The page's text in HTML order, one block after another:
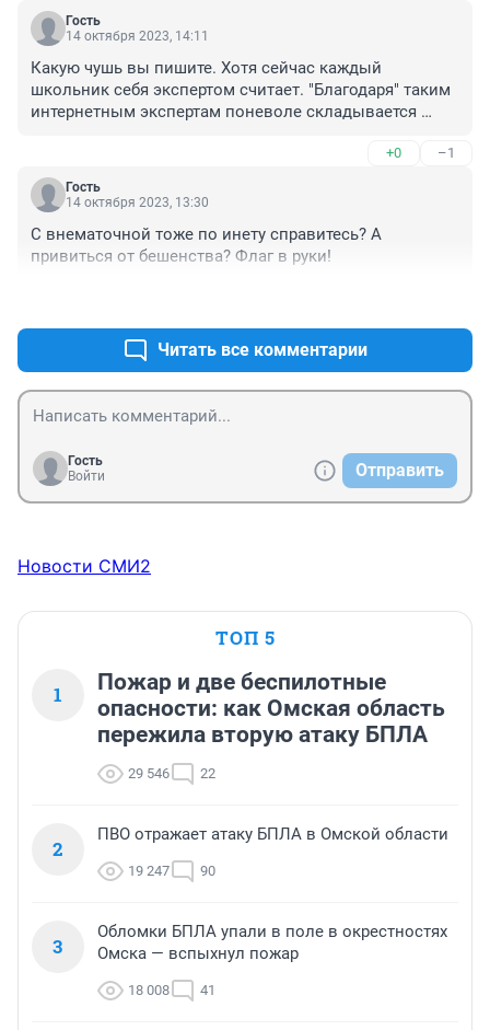
Гость
14 октября 2023, 14:11
Какую чушь вы пишите. Хотя сейчас каждый
школьник себя экспертом считает. "Благодаря" таким
интернетным экспертам поневоле складывается
России. Что касаемо врачей, конечно и врачи разные
бывают, но в большинстве своём они честно,
добросовестно и грамотно выполняют свой долг и в
серьёзные проблемы со здоровьем. Только
благодаря им, ну ещё конечно Богу, я живу хожу дышу
+0 –1
Гость
14 октября 2023, 13:30
С внематочной тоже по инету справитесь? А
привиться от бешенства? Флаг в руки!
Читать все комментарии
Гость
Войти
Отправить
Новости СМИ2
ТОП 5
1
Пожар и две беспилотные
опасности: как Омская область
пережила вторую атаку БПЛА
29 546 22
2
ПВО отражает атаку БПЛА в Омской области
19 247 90
3
Обломки БПЛА упали в поле в окрестностях
Омска — вспыхнул пожар
18 008 41